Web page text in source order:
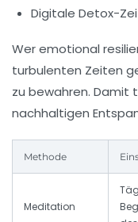
Digitale Detox-
Wer emotional
turbulenten Zeiten
zu bewahren.
nachhaltigen
Methode
Meditation